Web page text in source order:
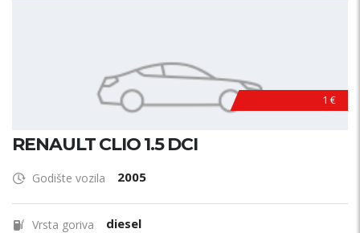
1 €
RENAULT CLIO 1.5 DCI
Godište vozila 2005
Vrsta goriva diesel